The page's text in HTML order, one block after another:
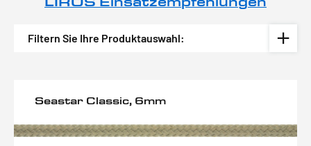
Filtern Sie Ihre Produktauswahl:
Seastar Classic, 6mm